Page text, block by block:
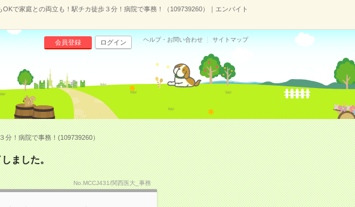
で家庭との両立も！駅チカ徒歩３分！病院で事務！（109739260）｜エンバイト
会員登録 ログイン ヘルプ・お問い合わせ サイトマップ
分！病院で事務！(109739260）
ました。
No.MCCJ431/関西医大_事務